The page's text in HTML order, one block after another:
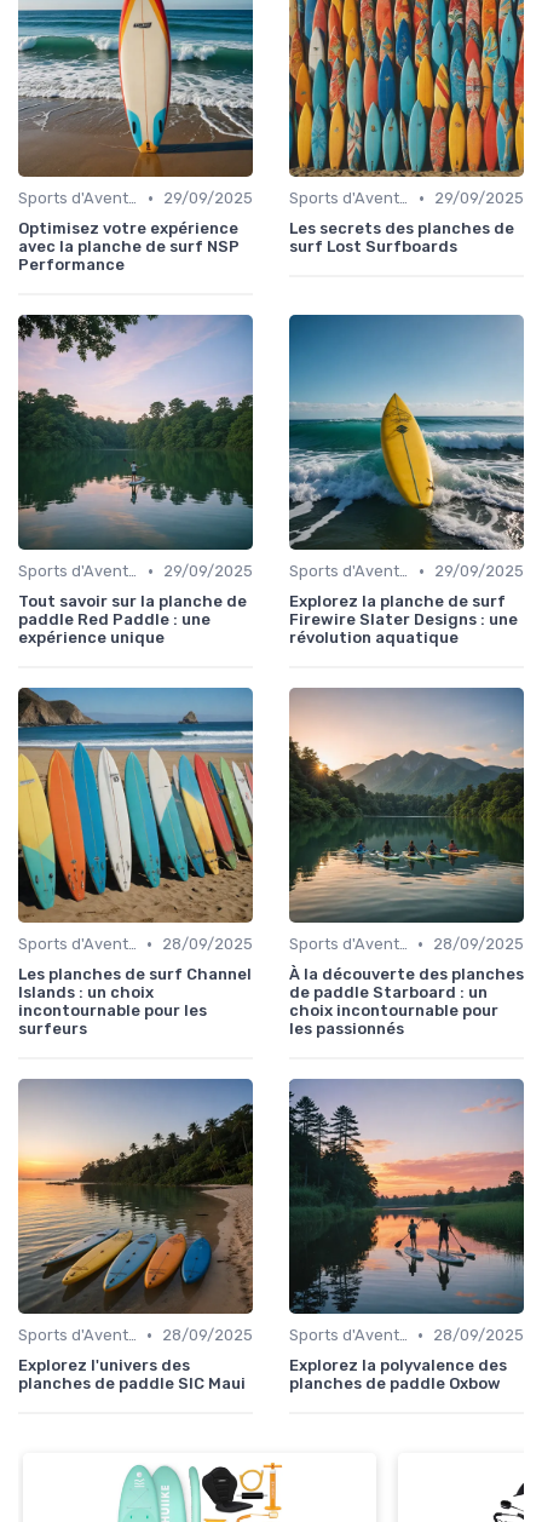
Sports d'Aventure et de Plein Air •
29/09/2025
Optimisez votre expérience
avec la planche de surf NSP
Performance
Sports d'Aventure et de Plein Air •
29/09/2025
Les secrets des planches de
surf Lost Surfboards
Sports d'Aventure et de Plein Air •
29/09/2025
Tout savoir sur la planche de
paddle Red Paddle : une
expérience unique
Sports d'Aventure et de Plein Air •
29/09/2025
Explorez la planche de surf
Firewire Slater Designs : une
révolution aquatique
Sports d'Aventure et de Plein Air •
28/09/2025
Les planches de surf Channel
Islands : un choix
incontournable pour les
surfeurs
Sports d'Aventure et de Plein Air •
28/09/2025
À la découverte des planches
de paddle Starboard : un
choix incontournable pour
les passionnés
Sports d'Aventure et de Plein Air •
28/09/2025
Explorez l'univers des
planches de paddle SIC Maui
Sports d'Aventure et de Plein Air •
28/09/2025
Explorez la polyvalence des
planches de paddle Oxbow